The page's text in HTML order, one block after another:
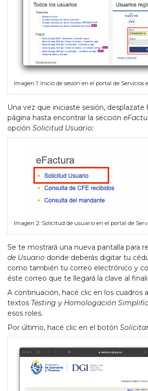
Imagen 1: Inicio de sesión en el portal de Servicios
Una vez que iniciaste sesión, desplazate
página hasta encontrar la sección
opción Solicitud Usuario:
Imagen 2: Solicitud de usuario en el portal de
Se te mostrará una nueva pantalla para
de Usuario donde deberás digitar tu
como también tu correo electrónico y
éste correo que te llegará la clave al
A continuación, hacé clic en los cuadros
textos Testing y Homologación
esos roles.
Por último, hacé clic en el botón